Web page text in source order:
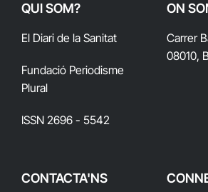
QUI SOM?
El Diari de la Sanitat
Fundació Periodisme
Plural
ISSN 2696 - 5542
ON
Carrer
08010,
CONTACTA'NS